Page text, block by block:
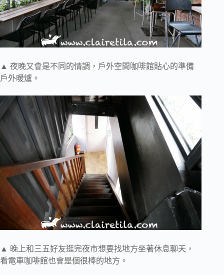
▲ 夜晚又會是不同的情調，戶外空間咖啡館貼心的準備
戶外暖爐。
▲ 晚上和三五好友逛完夜市想要找地方坐著休息聊天，
看電車咖啡館也會是個很棒的地方。